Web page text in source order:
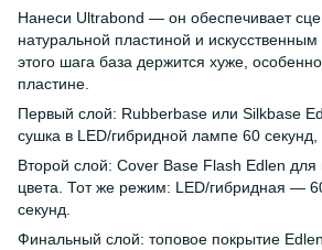
Нанеси Ultrabond — он обеспечивает
натуральной пластиной и
этого шага база держится хуже,
пластине.
Первый слой: Rubberbase или Silkbase
сушка в LED/гибридной лампе 60
Второй слой: Cover Base Flash Edlen
цвета. Тот же режим: LED/гибридная —
секунд.
Финальный слой: топовое покрытие